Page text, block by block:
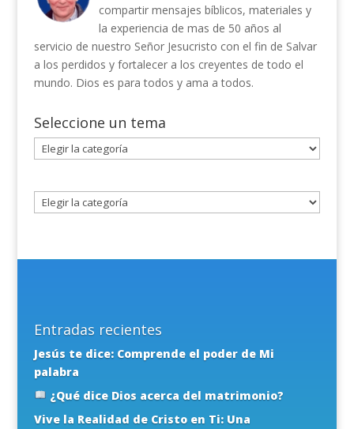
compartir mensajes bíblicos, materiales y
la experiencia de mas de 50 años al
servicio de nuestro Señor Jesucristo con el fin de Salvar
a los perdidos y fortalecer a los creyentes de todo el
mundo. Dios es para todos y ama a todos.
Seleccione un tema
Seleccione
un
Entradas recientes
Jesús te dice: Comprende el poder de Mi
palabra
¿Qué dice Dios acerca del matrimonio?
Vive la Realidad de Cristo en Ti: Una